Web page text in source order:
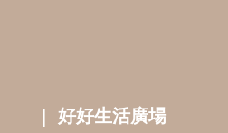
好好生活廣場